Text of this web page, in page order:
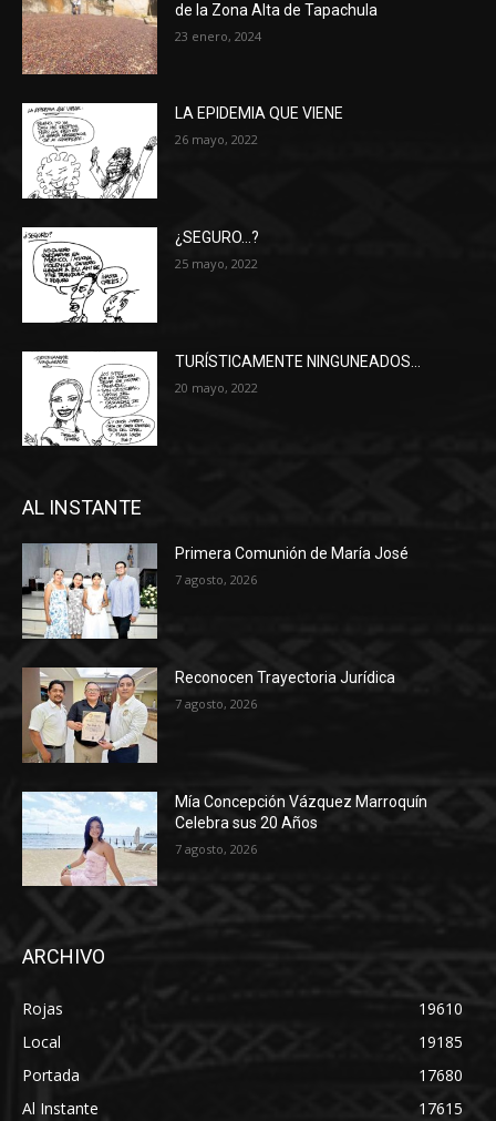
de la Zona Alta de Tapachula
23 enero, 2024
LA EPIDEMIA QUE VIENE
26 mayo, 2022
¿SEGURO…?
25 mayo, 2022
TURÍSTICAMENTE NINGUNEADOS…
20 mayo, 2022
AL INSTANTE
Primera Comunión de María José
7 agosto, 2026
Reconocen Trayectoria Jurídica
7 agosto, 2026
Mía Concepción Vázquez Marroquín
Celebra sus 20 Años
7 agosto, 2026
ARCHIVO
Rojas
19610
Local
19185
Portada
17680
Al Instante
17615